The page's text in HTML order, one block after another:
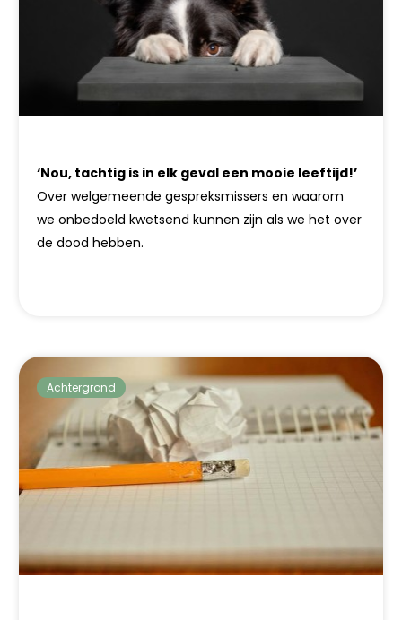
‘Nou, tachtig is in elk geval een mooie leeftijd!’
Over welgemeende gespreksmissers en waarom
we onbedoeld kwetsend kunnen zijn als we het over
de dood hebben.
Achtergrond